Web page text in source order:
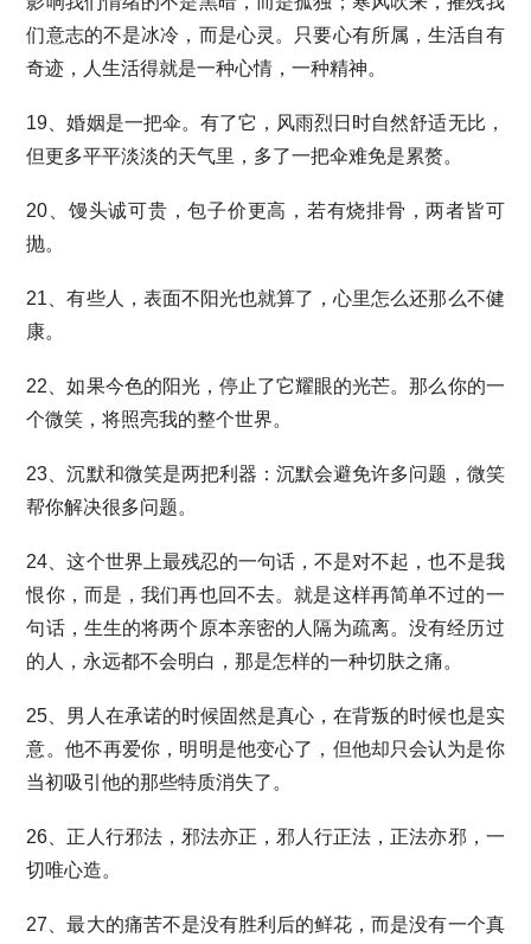
们意志的不是冰冷，而是心灵。只要心有所属，生活自有
奇迹，人生活得就是一种心情，一种精神。
19、婚姻是一把伞。有了它，风雨烈日时自然舒适无比，
但更多平平淡淡的天气里，多了一把伞难免是累赘。
20、馒头诚可贵，包子价更高，若有烧排骨，两者皆可
抛。
21、有些人，表面不阳光也就算了，心里怎么还那么不健
康。
22、如果今色的阳光，停止了它耀眼的光芒。那么你的一
个微笑，将照亮我的整个世界。
23、沉默和微笑是两把利器：沉默会避免许多问题，微笑
帮你解决很多问题。
24、这个世界上最残忍的一句话，不是对不起，也不是我
恨你，而是，我们再也回不去。就是这样再简单不过的一
句话，生生的将两个原本亲密的人隔为疏离。没有经历过
的人，永远都不会明白，那是怎样的一种切肤之痛。
25、男人在承诺的时候固然是真心，在背叛的时候也是实
意。他不再爱你，明明是他变心了，但他却只会认为是你
当初吸引他的那些特质消失了。
26、正人行邪法，邪法亦正，邪人行正法，正法亦邪，一
切唯心造。
27、最大的痛苦不是没有胜利后的鲜花，而是没有一个真